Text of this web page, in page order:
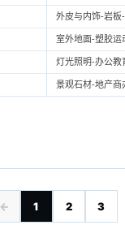
外皮与内饰-岩板
室外地面-塑胶运
灯光照明-办公教
景观石材-地产商
← 1 2 3